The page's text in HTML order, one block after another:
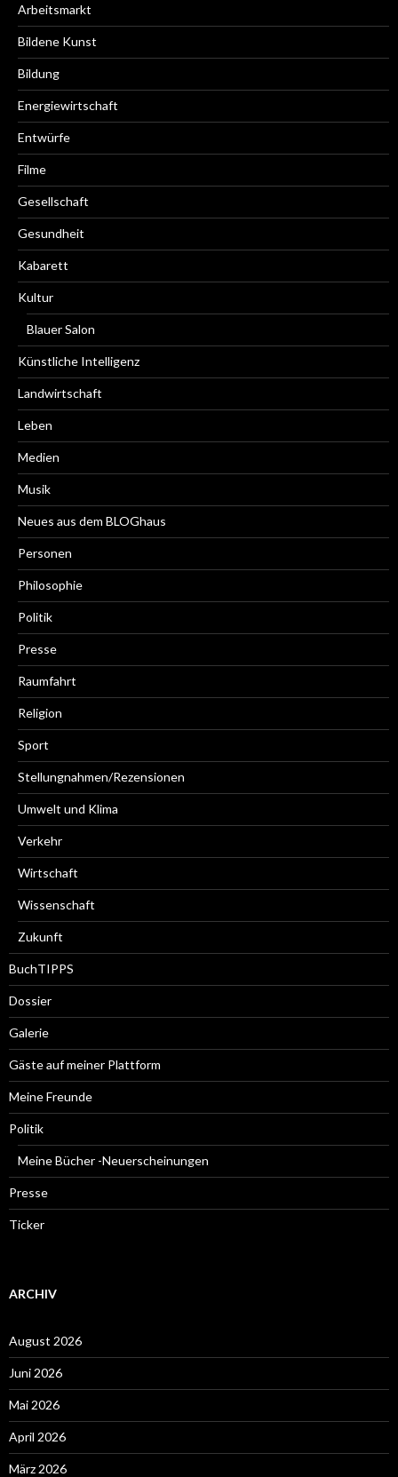
Arbeitsmarkt
Bildene Kunst
Bildung
Energiewirtschaft
Entwürfe
Filme
Gesellschaft
Gesundheit
Kabarett
Kultur
Blauer Salon
Künstliche Intelligenz
Landwirtschaft
Leben
Medien
Musik
Neues aus dem BLOGhaus
Personen
Philosophie
Politik
Presse
Raumfahrt
Religion
Sport
Stellungnahmen/Rezensionen
Umwelt und Klima
Verkehr
Wirtschaft
Wissenschaft
Zukunft
BuchTIPPS
Dossier
Galerie
Gäste auf meiner Plattform
Meine Freunde
Politik
Meine Bücher -Neuerscheinungen
Presse
Ticker
ARCHIV
August 2026
Juni 2026
Mai 2026
April 2026
März 2026